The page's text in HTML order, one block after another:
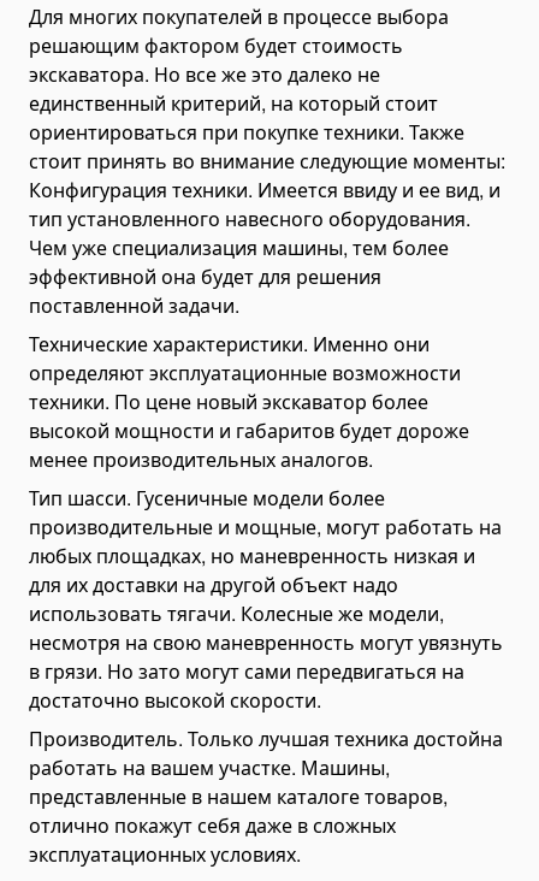
Для многих покупателей в процессе выбора
решающим фактором будет стоимость
экскаватора. Но все же это далеко не
единственный критерий, на который стоит
ориентироваться при покупке техники. Также
стоит принять во внимание следующие моменты:
Конфигурация техники. Имеется ввиду и ее вид, и
тип установленного навесного оборудования.
Чем уже специализация машины, тем более
эффективной она будет для решения
поставленной задачи.
Технические характеристики. Именно они
определяют эксплуатационные возможности
техники. По цене новый экскаватор более
высокой мощности и габаритов будет дороже
менее производительных аналогов.
Тип шасси. Гусеничные модели более
производительные и мощные, могут работать на
любых площадках, но маневренность низкая и
для их доставки на другой объект надо
использовать тягачи. Колесные же модели,
несмотря на свою маневренность могут увязнуть
в грязи. Но зато могут сами передвигаться на
достаточно высокой скорости.
Производитель. Только лучшая техника достойна
работать на вашем участке. Машины,
представленные в нашем каталоге товаров,
отлично покажут себя даже в сложных
эксплуатационных условиях.